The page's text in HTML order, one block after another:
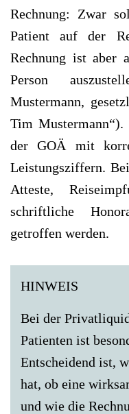
Rechnung: Zwar
Patient auf der
Rechnung ist aber
Person
Mustermann,
Tim
der GOÄ mit
Leistungsziffern.
Atteste,
schriftliche
getroffen werden.
HINWEIS
Bei der
Patienten ist
Entscheidend ist,
hat, ob eine
und wie die